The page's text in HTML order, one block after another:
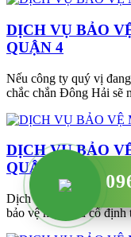
DỊCH VỤ BẢO
QUẬN 4
Nếu công ty quý vị
chắc chắn Đông Hải sẽ
DỊCH VỤ BẢO
QUẬN 5
Dịch vụ bảo vệ của
bảo vệ mục tiêu cố định